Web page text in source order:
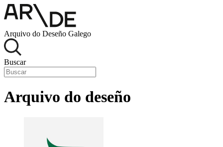
Arquivo do Deseño Galego
Buscar
Arquivo do deseño